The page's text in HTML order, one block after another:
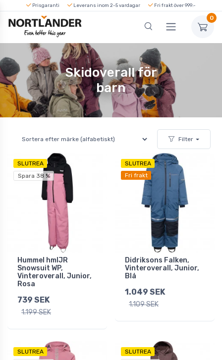
Prisgaranti Leverans inom 2-5 vardagar Fri frakt över 999:-
0
Skidoverall för
barn
Filter
SLUTREA
Spara 38 %
Hummel hmlJR
Snowsuit WP,
Vinteroverall, Junior,
Rosa
739 SEK
1.199 SEK
SLUTREA
Fri frakt
Didriksons Falken,
Vinteroverall, Junior,
Blå
1.049 SEK
1.109 SEK
SLUTREA
SLUTREA